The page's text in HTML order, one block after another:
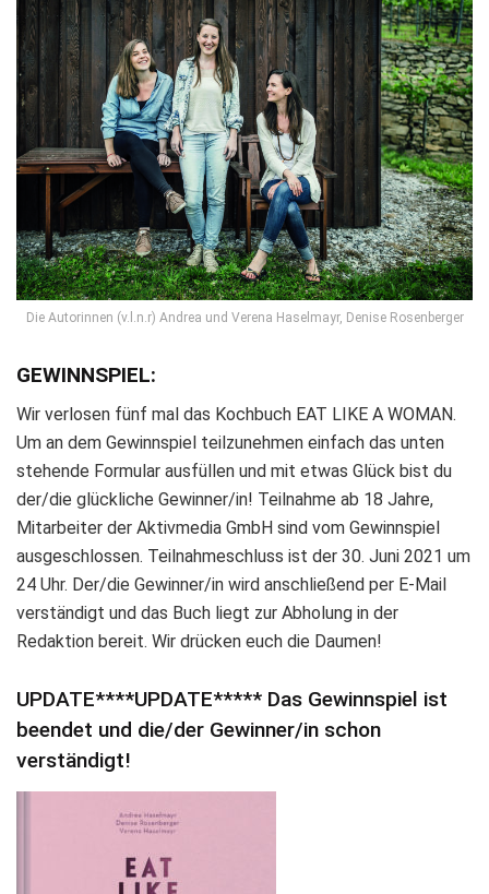
Die Autorinnen (v.l.n.r) Andrea und Verena Haselmayr, Denise Rosenberger
GEWINNSPIEL:
Wir verlosen fünf mal das Kochbuch EAT LIKE A WOMAN.
Um an dem Gewinnspiel teilzunehmen einfach das unten
stehende Formular ausfüllen und mit etwas Glück bist du
der/die glückliche Gewinner/in! Teilnahme ab 18 Jahre,
Mitarbeiter der Aktivmedia GmbH sind vom Gewinnspiel
ausgeschlossen. Teilnahmeschluss ist der 30. Juni 2021 um
24 Uhr. Der/die Gewinner/in wird anschließend per E-Mail
verständigt und das Buch liegt zur Abholung in der
Redaktion bereit. Wir drücken euch die Daumen!
UPDATE****UPDATE***** Das Gewinnspiel ist
beendet und die/der Gewinner/in schon
verständigt!